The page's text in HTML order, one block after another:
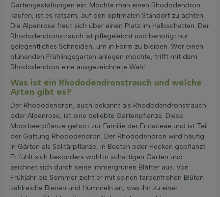
Gartengestaltungen ein. Möchte man einen Rhododendron
kaufen, ist es ratsam, auf den optimalen Standort zu achten.
Die Alpenrose freut sich über einen Platz im Halbschatten. Der
Rhododendronstrauch ist pflegeleicht und benötigt nur
gelegentliches Schneiden, um in Form zu bleiben. Wer einen
blühenden Frühlingsgarten anlegen möchte, trifft mit dem
Rhododendron eine ausgezeichnete Wahl.
Was ist ein Rhododendronstrauch und welche
Arten gibt es?
Der Rhododendron, auch bekannt als Rhododendronstrauch
oder Alpenrose, ist eine beliebte Gartenpflanze. Diese
Moorbeetpflanze gehört zur Familie der Ericaceae und ist Teil
der Gattung Rhododendron. Der Rhododendron wird häufig
in Gärten als Solitärpflanze, in Beeten oder Hecken gepflanzt.
Er fühlt sich besonders wohl in schattigen Gärten und
zeichnet sich durch seine immergrünen Blätter aus. Von
Frühjahr bis Sommer zieht er mit seinen farbenfrohen Blüten
zahlreiche Bienen und Hummeln an, was ihn zu einer